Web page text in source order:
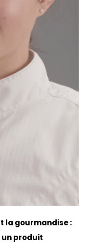
la gourmandise :
un produit